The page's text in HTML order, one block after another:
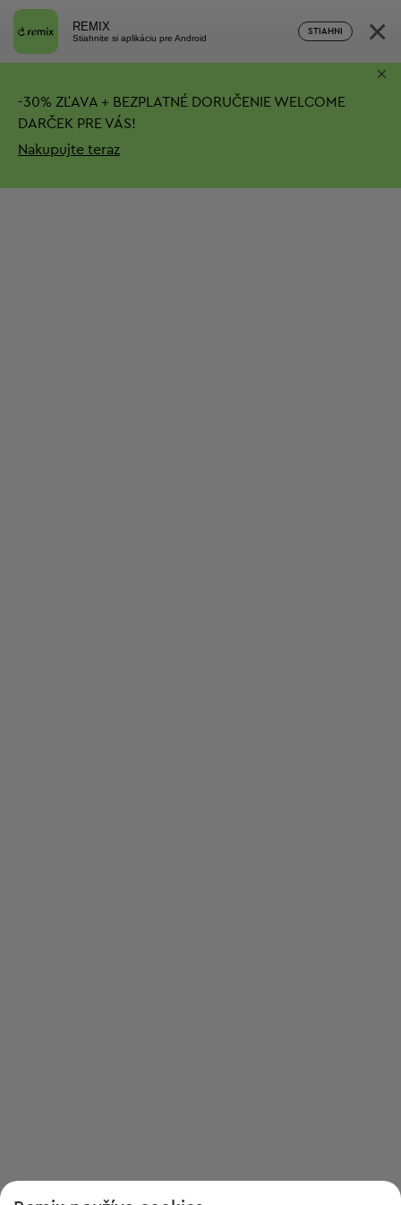
REMIX
Stiahnite si aplikáciu pre Android
STIAHNI ×
-30% ZĽAVA + BEZPLATNÉ DORUČENIE WELCOME
DARČEK PRE VÁS!
Nakupujte teraz
×